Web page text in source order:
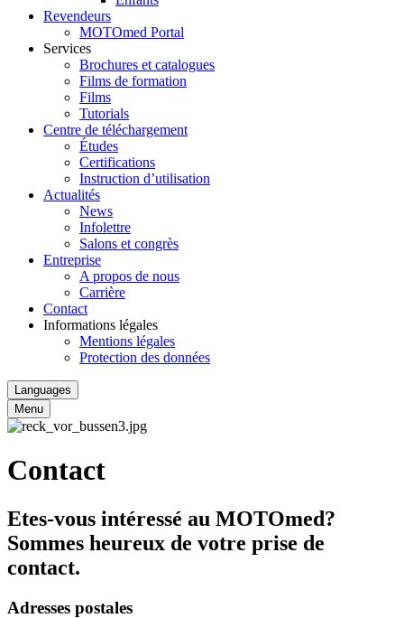
Revendeurs
MOTOmed Portal
Services
Brochures et catalogues
Films de formation
Films
Tutorials
Centre de téléchargement
Études
Certifications
Instruction d’utilisation
Actualités
News
Infolettre
Salons et congrès
Entreprise
A propos de nous
Carrière
Contact
Informations légales
Mentions légales
Protection des données
Languages
Menu
Contact
Etes-vous intéressé au MOTOmed?
Sommes heureux de votre prise de
contact.
Adresses postales